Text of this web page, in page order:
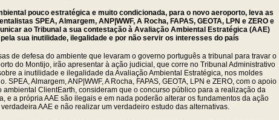
pouco estratégica e muito condicionada, para o novo aeroporto, leva as
SPEA, Almargem, ANP|WWF, A Rocha, FAPAS, GEOTA, LPN e ZERO e
ao Tribunal a sua contestação à Avaliação Ambiental Estratégica (AAE)
sua inutilidade, ilegalidade e por não servir os interesses do país
de defesa do ambiente que levaram o governo português a tribunal para travar o
do Montijo, irão apresentar à ação judicial, que corre no Tribunal Administrativo
a inutilidade e ilegalidade da Avaliação Ambiental Estratégica, nos moldes
SPEA, Almargem, ANP|WWF, A Rocha, FAPAS, GEOTA, LPN e ZERO, com o apoio
ambiental ClientEarth, consideram que o concurso público para a realização da
e a própria AAE são ilegais e em nada poderão alterar os fundamentos da ação
AAE e não realizar um verdadeiro estudo das alternativas.